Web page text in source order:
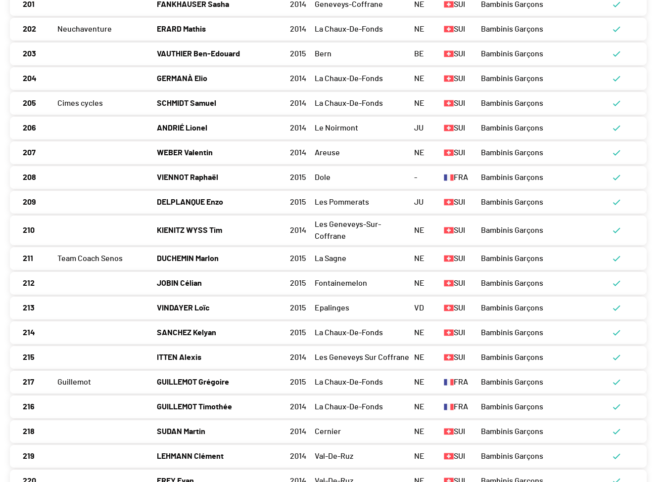
201 FANKHAUSER Sasha 2014 Geneveys-Coffrane NE SUI Bambinis Garçons
202 Neuchaventure ERARD Mathis 2014 La Chaux-De-Fonds NE SUI Bambinis Garçons
203 VAUTHIER Ben-Edouard 2015 Bern BE SUI Bambinis Garçons
204 GERMANÀ Elio 2014 La Chaux-De-Fonds NE SUI Bambinis Garçons
205 Cimes cycles SCHMIDT Samuel 2014 La Chaux-De-Fonds NE SUI Bambinis Garçons
206 ANDRIÉ Lionel 2014 Le Noirmont JU SUI Bambinis Garçons
207 WEBER Valentin 2014 Areuse NE SUI Bambinis Garçons
208 VIENNOT Raphaël 2015 Dole - FRA Bambinis Garçons
209 DELPLANQUE Enzo 2015 Les Pommerats JU SUI Bambinis Garçons
210 KIENITZ WYSS Tim 2014
Les Geneveys-Sur-
Coffrane
NE SUI Bambinis Garçons
211 Team Coach Senos DUCHEMIN Marlon 2015 La Sagne NE SUI Bambinis Garçons
212 JOBIN Célian 2015 Fontainemelon NE SUI Bambinis Garçons
213 VINDAYER Loïc 2015 Epalinges VD SUI Bambinis Garçons
214 SANCHEZ Kelyan 2015 La Chaux-De-Fonds NE SUI Bambinis Garçons
215 ITTEN Alexis 2014 Les Geneveys Sur Coffrane NE SUI Bambinis Garçons
217 Guillemot GUILLEMOT Grégoire 2015 La Chaux-De-Fonds NE FRA Bambinis Garçons
216 GUILLEMOT Timothée 2014 La Chaux-De-Fonds NE FRA Bambinis Garçons
218 SUDAN Martin 2014 Cernier NE SUI Bambinis Garçons
219 LEHMANN Clément 2014 Val-De-Ruz NE SUI Bambinis Garçons